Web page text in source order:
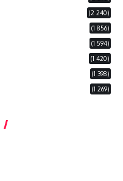
(2 240)
(1 856)
(1 594)
(1 420)
(1 398)
(1 269)